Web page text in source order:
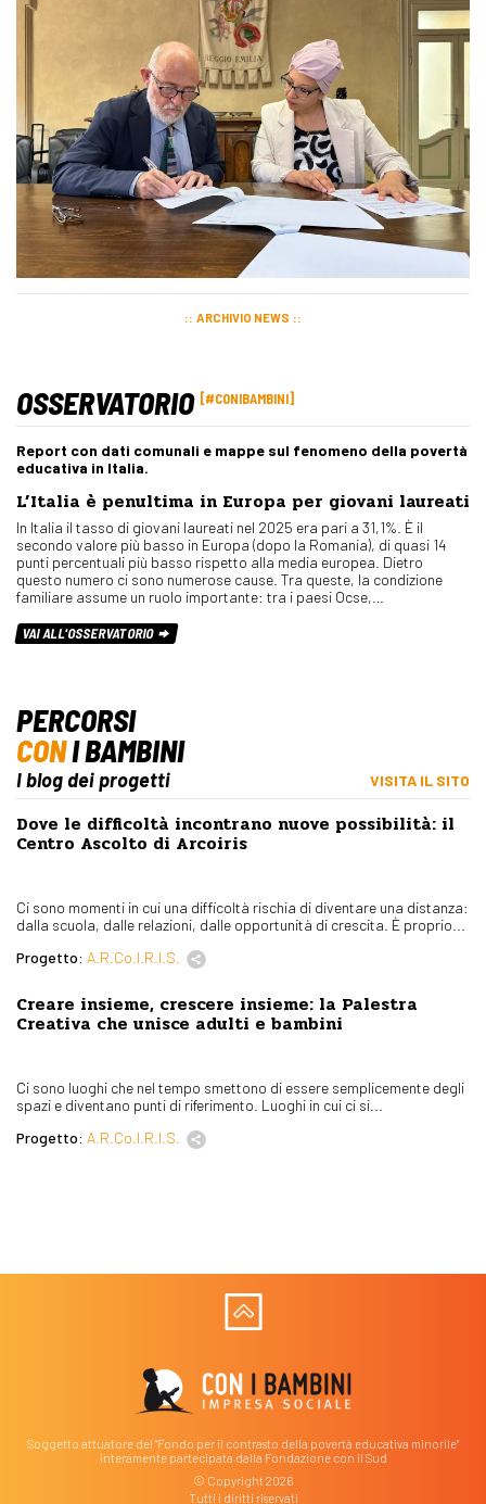
ARCHIVIO NEWS
OSSERVATORIO #CONIBAMBINI
Report con dati comunali e mappe sul fenomeno della povertà
educativa in Italia.
L’Italia è penultima in Europa per giovani laureati
In Italia il tasso di giovani laureati nel 2025 era pari a 31,1%. È il
secondo valore più basso in Europa (dopo la Romania), di quasi 14
punti percentuali più basso rispetto alla media europea. Dietro
questo numero ci sono numerose cause. Tra queste, la condizione
familiare assume un ruolo importante: tra i paesi Ocse,…
VAI ALL'OSSERVATORIO
PERCORSI
CONI BAMBINI
I blog dei progetti VISITA IL SITO
Dove le difficoltà incontrano nuove possibilità: il
Centro Ascolto di Arcoiris
Ci sono momenti in cui una difficoltà rischia di diventare una distanza:
dalla scuola, dalle relazioni, dalle opportunità di crescita. È proprio...
Progetto: A.R.Co.I.R.I.S.
Creare insieme, crescere insieme: la Palestra
Creativa che unisce adulti e bambini
Ci sono luoghi che nel tempo smettono di essere semplicemente degli
spazi e diventano punti di riferimento. Luoghi in cui ci si...
Progetto: A.R.Co.I.R.I.S.
Soggetto attuatore del "Fondo per il contrasto della povertà educativa minorile"
interamente partecipata dalla Fondazione con il Sud
© Copyright 2026
Tutti i diritti riservati